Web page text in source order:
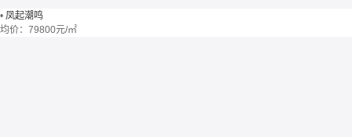
• 凤起潮鸣
均价： 79800元/㎡